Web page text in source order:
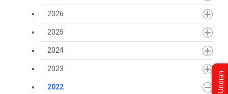
2026
2025
2024
2023
2022 Undian